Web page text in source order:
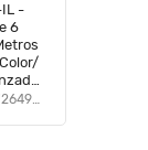
IL -
6
DAHUA / DHT0040145 / DH-IPC-HDBW2649E-S-IL